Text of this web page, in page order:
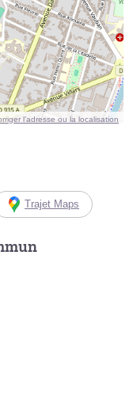
l’adresse ou la localisation
Trajet Maps